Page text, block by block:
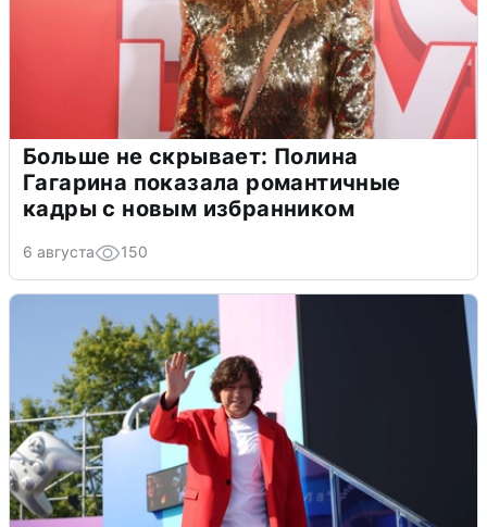
Больше не скрывает: Полина
Гагарина показала романтичные
кадры с новым избранником
6 августа 150